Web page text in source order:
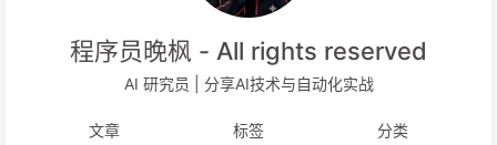
程序员晚枫 - All rights reserved
AI 研究员 | 分享AI技术与自动化实战
文章 标签 分类